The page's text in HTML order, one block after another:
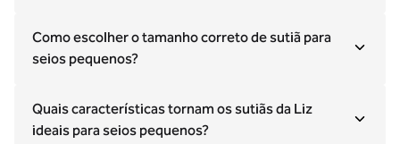
Como escolher o tamanho correto de sutiã para
seios pequenos?
Quais características tornam os sutiãs da Liz
ideais para seios pequenos?